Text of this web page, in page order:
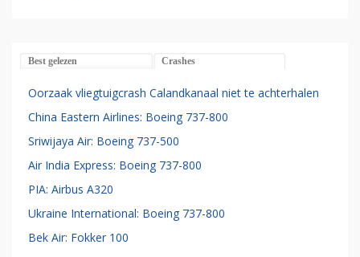
Best gelezen Crashes
Oorzaak vliegtuigcrash Calandkanaal niet te achterhalen
China Eastern Airlines: Boeing 737-800
Sriwijaya Air: Boeing 737-500
Air India Express: Boeing 737-800
PIA: Airbus A320
Ukraine International: Boeing 737-800
Bek Air: Fokker 100